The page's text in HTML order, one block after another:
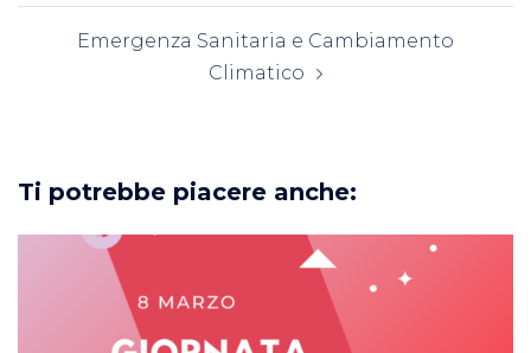
Emergenza Sanitaria e Cambiamento
Climatico
Ti potrebbe piacere anche: